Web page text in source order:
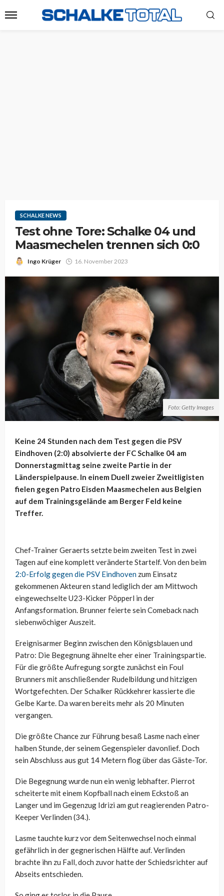
SCHALKE NEWS
Test ohne Tore: Schalke 04 und
Maasmechelen trennen sich 0:0
Ingo Krüger 16. November 2023
Foto: Getty Images
Keine 24 Stunden nach dem Test gegen die PSV
Eindhoven (2:0) absolvierte der FC Schalke 04 am
Donnerstagmittag seine zweite Partie in der
Länderspielpause. In einem Duell zweier Zweitligisten
fielen gegen Patro Eisden Maasmechelen aus Belgien
auf dem Trainingsgelände am Berger Feld keine
Treffer.
Chef-Trainer Geraerts setzte beim zweiten Test in zwei
Tagen auf eine komplett veränderte Startelf. Von den beim
2:0-Erfolg gegen die PSV Eindhoven zum Einsatz
gekommenen Akteuren stand lediglich der am Mittwoch
eingewechselte U23-Kicker Pöpperl in der
Anfangsformation. Brunner feierte sein Comeback nach
siebenwöchiger Auszeit.
Ereignisarmer Beginn zwischen den Königsblauen und
Patro: Die Begegnung ähnelte eher einer Trainingspartie.
Für die größte Aufregung sorgte zunächst ein Foul
Brunners mit anschließender Rudelbildung und hitzigen
Wortgefechten. Der Schalker Rückkehrer kassierte die
Gelbe Karte. Da waren bereits mehr als 20 Minuten
vergangen.
Die größte Chance zur Führung besaß Lasme nach einer
halben Stunde, der seinem Gegenspieler davonlief. Doch
sein Abschluss aus gut 14 Metern flog über das Gäste-Tor.
Die Begegnung wurde nun ein wenig lebhafter. Pierrot
scheiterte mit einem Kopfball nach einem Eckstoß an
Langer und im Gegenzug Idrizi am gut reagierenden Patro-
Keeper Verlinden (34.).
Lasme tauchte kurz vor dem Seitenwechsel noch einmal
gefährlich in der gegnerischen Hälfte auf. Verlinden
brachte ihn zu Fall, doch zuvor hatte der Schiedsrichter auf
Abseits entschieden.